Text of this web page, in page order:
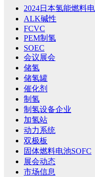
2024日本氢能燃料
ALK碱性
FCVC
PEM制氢
SOEC
会议展会
储氢
储氢罐
催化剂
制氢
制氢设备企业
加氢站
动力系统
双极板
固体燃料电池SOFC
展会动态
市场信息